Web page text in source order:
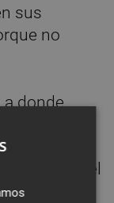
sus
no
a donde
en
las que
para el
más dura